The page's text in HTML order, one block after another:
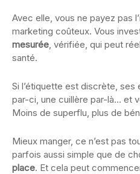
Avec elle, vous ne payez pas
marketing coûteux. Vous
mesurée, vérifiée, qui peut
santé.
Si l’étiquette est discrète,
par-ci, une cuillère par-là… et
Moins de superflu, plus de
Mieux manger, ce n’est pas
parfois aussi simple que de
place. Et cela peut